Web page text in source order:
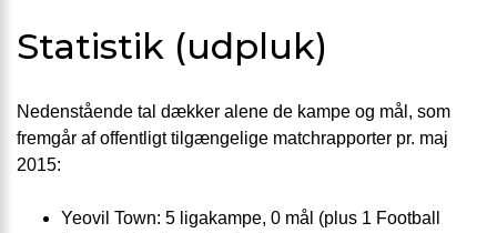
Statistik (udpluk)
Nedenstående tal dækker alene de kampe og mål, som
fremgår af offentligt tilgængelige matchrapporter pr. maj
2015:
Yeovil Town: 5 ligakampe, 0 mål (plus 1 Football